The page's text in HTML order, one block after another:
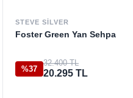
STEVE SILVER
Foster Green Yan Sehpa
%37
32.400 TL
20.295 TL